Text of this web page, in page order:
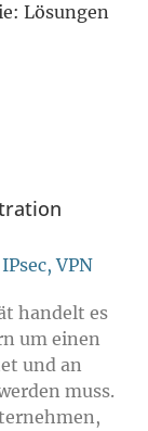
Lösungen
VPN
handelt es
um einen
und an
muss.